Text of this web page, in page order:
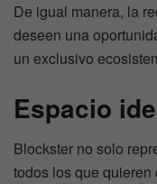
De igual manera, la
deseen una
un exclusivo
Espacio
Blockster no solo
todos los que quieren